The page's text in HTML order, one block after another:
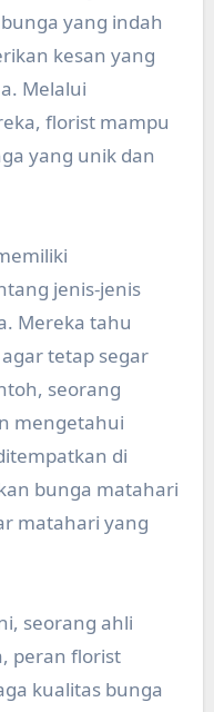
yang indah
kesan yang
Melalui
florist mampu
yang unik dan
jenis-jenis
Mereka tahu
tetap segar
seorang
mengetahui
di
bunga matahari
matahari yang
seorang ahli
peran florist
kualitas bunga